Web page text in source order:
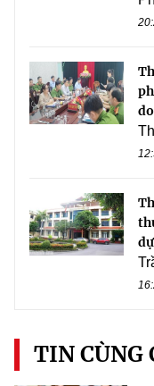
TIN CÙNG